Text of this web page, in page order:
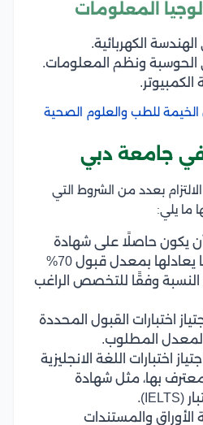
الكهربائية.
ونظم المعلومات.
للطب والعلوم الصحية
جامعة دبي
بعدد من الشروط التي
ما يلي:
يكون حاصلًا على شهادة
الثانوية العامة أو ما يعادلها بمعدل قبول 70%
النسبة وفقًا للتخصص الراغب
اختبارات القبول المحددة
المطلوب.
اختبارات اللغة الانجليزية
بها، مثل شهادة
الأوراق والمستندات